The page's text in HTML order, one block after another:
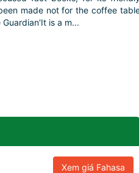
made not for the coffee
is a m...
Xem giá Fahasa